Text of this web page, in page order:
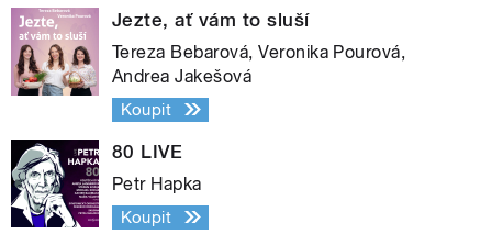
Jezte, ať vám to sluší
Tereza Bebarová, Veronika Pourová,
Andrea Jakešová
Koupit
80 LIVE
Petr Hapka
Koupit